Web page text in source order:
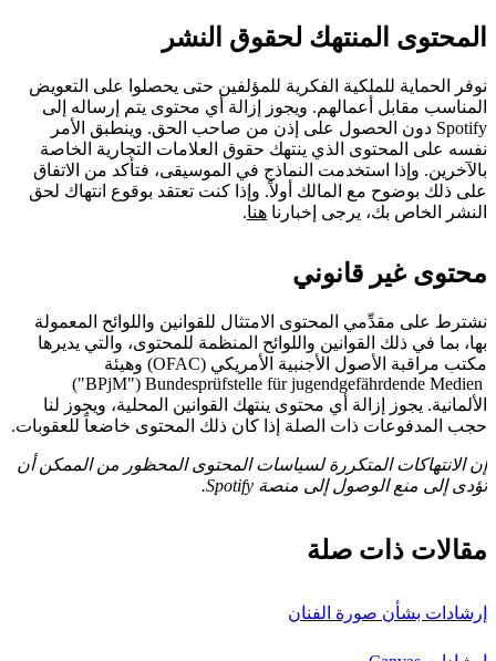
المحتوى المنتهك لحقوق النشر
نوفر الحماية للملكية الفكرية للمؤلفين حتى يحصلوا على التعويض
المناسب مقابل أعمالهم. ويجوز إزالة أي محتوى يتم إرساله إلى
Spotify دون الحصول على إذن من صاحب الحق. وينطبق الأمر
نفسه على المحتوى الذي ينتهك حقوق العلامات التجارية الخاصة
بالآخرين. وإذا استخدمت النماذج في الموسيقى، فتأكد من الاتفاق
على ذلك بوضوح مع المالك أولاً. وإذا كنت تعتقد بوقوع انتهاك لحق
النشر الخاص بك، يرجى إخبارنا هنا.
محتوى غير قانوني
نشترط على مقدِّمي المحتوى الامتثال للقوانين واللوائح المعمولة
بها، بما في ذلك القوانين واللوائح المنظمة للمحتوى، والتي يديرها
Bundesprüfstelle für jugendgefährdende Medien ‎‏ ("BPjM")
الألمانية. يجوز إزالة أي محتوى ينتهك القوانين المحلية، ويجوز لنا
حجب المدفوعات ذات الصلة إذا كان ذلك المحتوى خاضعاً للعقوبات.
إن الانتهاكات المتكررة لسياسات المحتوى المحظور من الممكن أن
تؤدى إلى منع الوصول إلى منصة Spotify.
مقالات ذات صلة
إرشادات بشأن صورة الفنان